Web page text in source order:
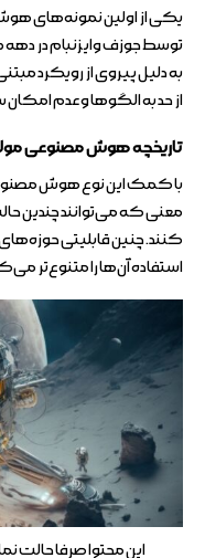
به دلیل پیروی از رویکرد
از حد به الگوها و عدم
تاریخچه هوش مصنوعی
با کمک این نوع هوش
معنی که می‌توانند چندین
کنند. چنین قابلیتی
استفاده آن‌ها را متنوع‌تر
این محتوا صرفا حالت